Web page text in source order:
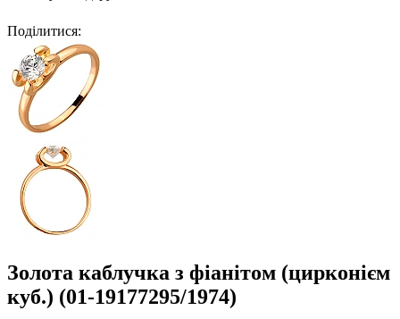
Поділитися:
Золота каблучка з фіанітом (цирконієм
куб.) (01-19177295/1974)